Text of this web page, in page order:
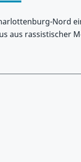
Nord
aus rassistischer